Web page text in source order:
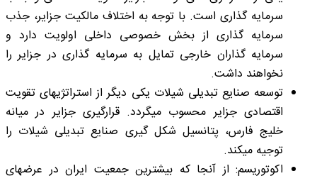
سرمایه ­گذاری است. با توجه به اختلاف مالکیت جزایر، جذب
سرمایه ­گذاری از بخش خصوصی داخلی اولویت دارد و
سرمایه­ گذاران خارجی تمایل به سرمایه­ گذاری در جزایر را
نخواهند داشت.
توسعه صنایع تبدیلی شیلات یکی دیگر از استراتژی­های تقویت
اقتصادی جزایر محسوب می­گردد. قرارگیری جزایر در میانه
خلیج ­فارس، پتانسیل شکل­ گیری صنایع تبدیلی شیلات را
توجیه می­کند.
اکوتوریسم: از آنجا که بیشترین جمعیت ایران در عرض­های